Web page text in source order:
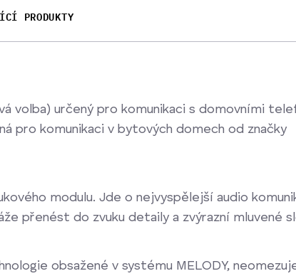
PRODUKTY
volba) určený pro komunikaci s domovními
pro komunikaci v bytových domech od značky
modulu. Jde o nejvyspělejší audio
přenést do zvuku detaily a zvýrazní mluvené
obsažené v systému MELODY,